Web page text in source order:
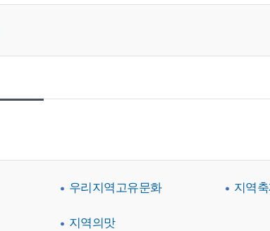
우리지역고유문화 지역축
지역의맛